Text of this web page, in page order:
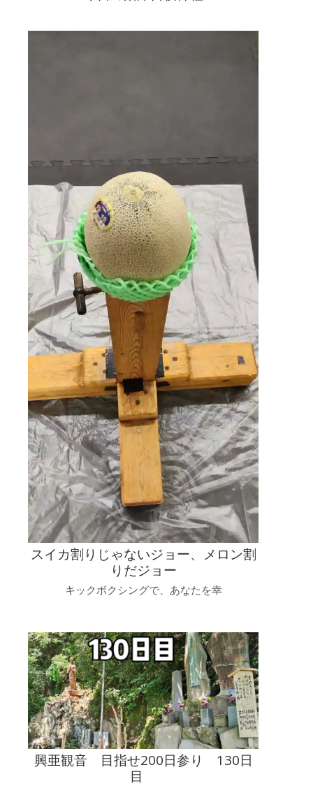
スイカ割りじゃないジョー、メロン割
りだジョー
キックボクシングで、あなたを幸
興亜観音 目指せ200日参り 130日
目